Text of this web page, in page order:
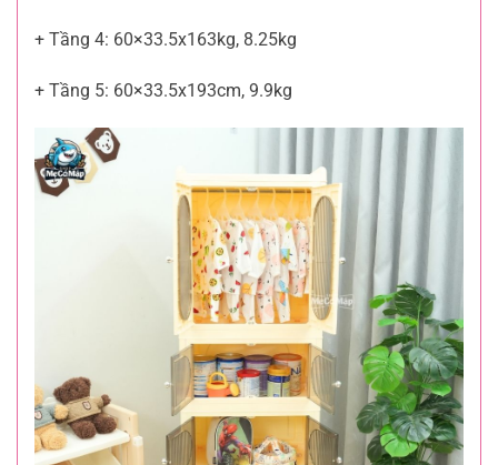
+ Tầng 4: 60×33.5x163kg, 8.25kg
+ Tầng 5: 60×33.5x193cm, 9.9kg